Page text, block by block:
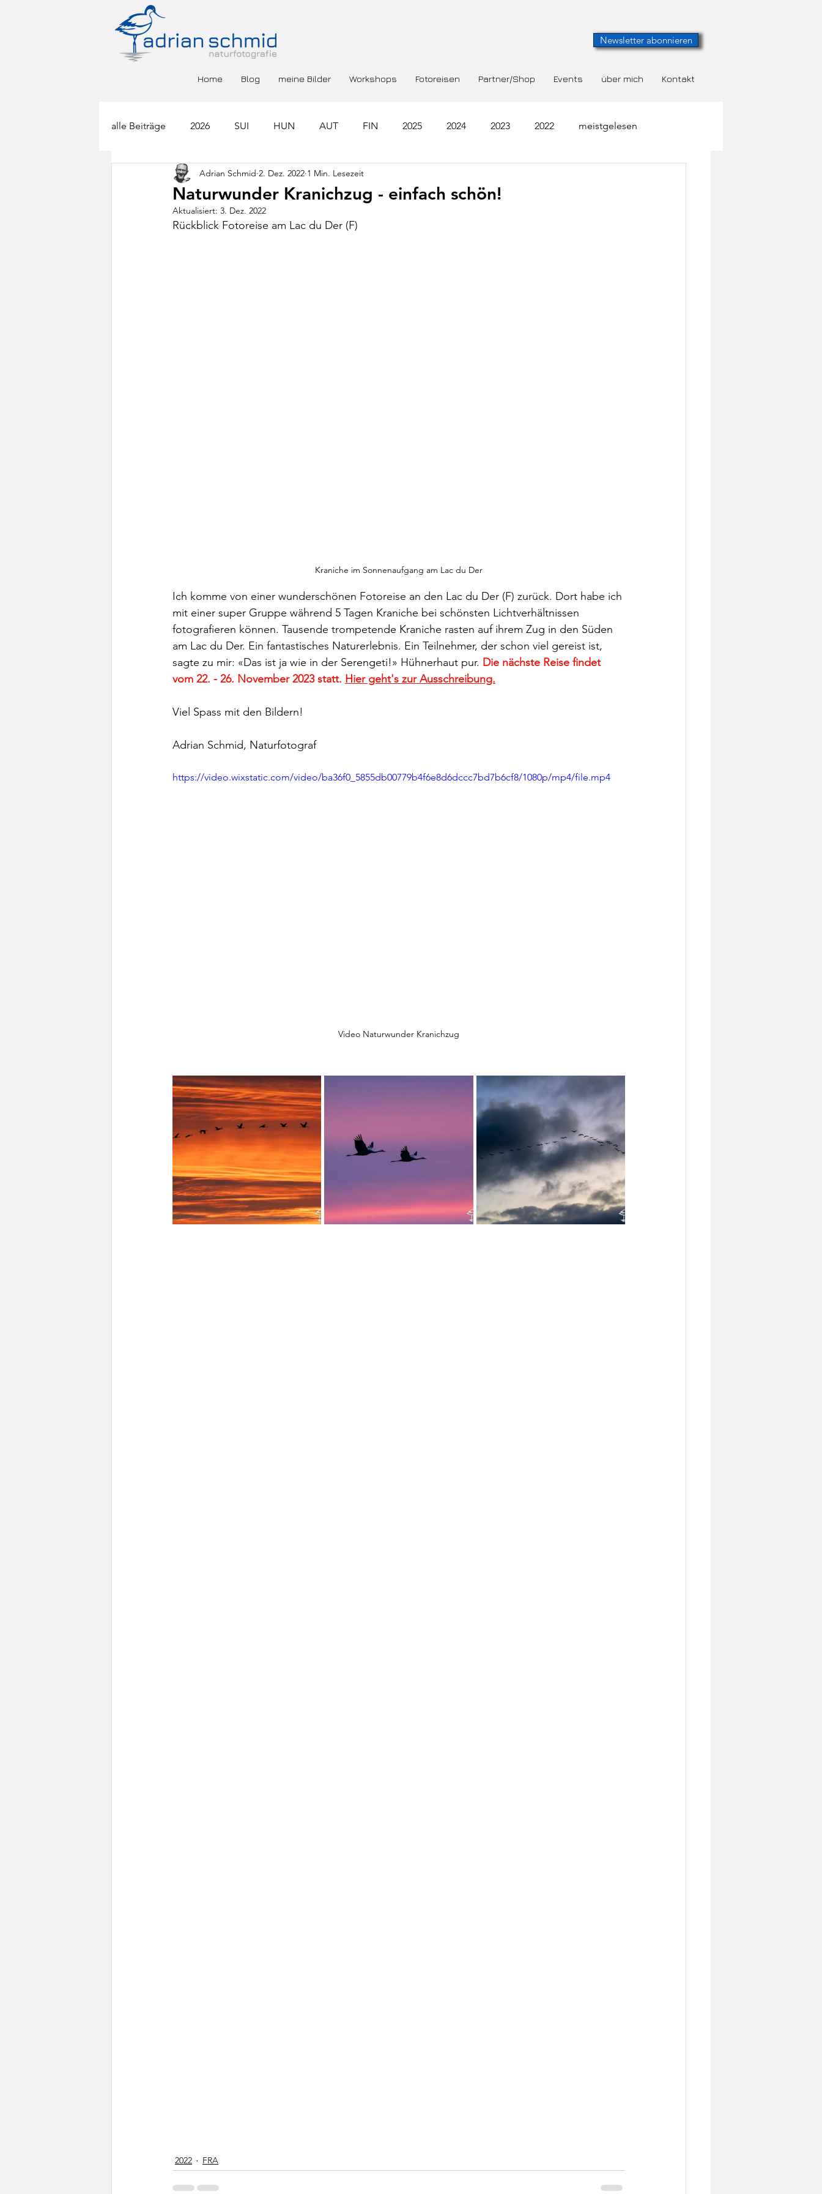
Newsletter abonnieren
Home Blog meine Bilder Workshops Fotoreisen Partner/Shop Events über mich Kontakt
alle Beiträge 2026 SUI HUN AUT FIN 2025 2024 2023 2022 meistgelesen
DEU ESP FRA GRC NLD
Naturwunder Kranichzug - einfach schön!
Adrian Schmid 2. Dez. 2022 1 Min. Lesezeit
Aktualisiert: 3. Dez. 2022
Rückblick Fotoreise am Lac du Der (F)
Kraniche im Sonnenaufgang am Lac du Der
Ich komme von einer wunderschönen Fotoreise an den Lac du Der (F) zurück. Dort habe ich
mit einer super Gruppe während 5 Tagen Kraniche bei schönsten Lichtverhältnissen
fotografieren können. Tausende trompetende Kraniche rasten auf ihrem Zug in den Süden
am Lac du Der. Ein fantastisches Naturerlebnis. Ein Teilnehmer, der schon viel gereist ist,
sagte zu mir: «Das ist ja wie in der Serengeti!» Hühnerhaut pur. Die nächste Reise findet
vom 22. - 26. November 2023 statt. Hier geht's zur Ausschreibung.
Viel Spass mit den Bildern!
Adrian Schmid, Naturfotograf
https://video.wixstatic.com/video/ba36f0_5855db00779b4f6e8d6dccc7bd7b6cf8/1080p/mp4/file.mp4
Video Naturwunder Kranichzug
2022 FRA